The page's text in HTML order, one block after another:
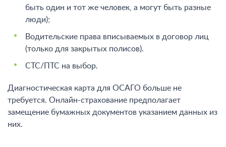
быть один и тот же человек, а могут быть разные
люди);
Водительские права вписываемых в договор лиц
(только для закрытых полисов).
СТС/ПТС на выбор.
Диагностическая карта для ОСАГО больше не
требуется. Онлайн-страхование предполагает
замещение бумажных документов указанием данных из
них.